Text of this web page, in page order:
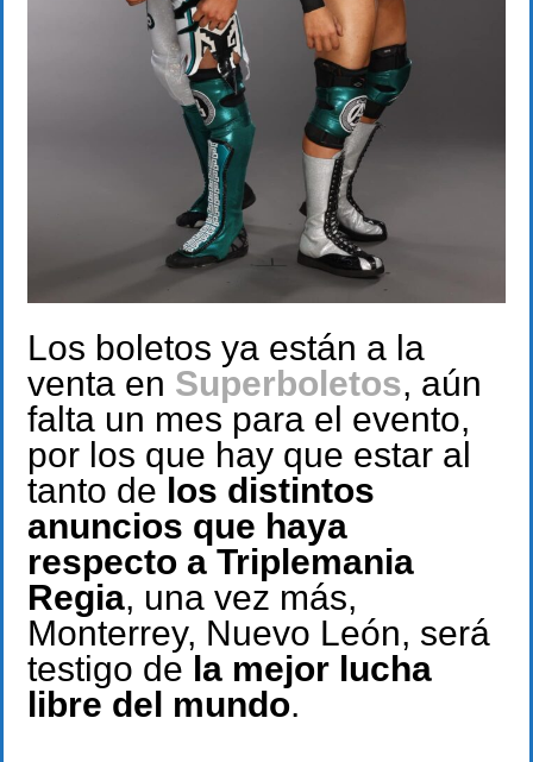
Los boletos ya están a la
venta en Superboletos, aún
falta un mes para el evento,
por los que hay que estar al
tanto de los distintos
anuncios que haya
respecto a Triplemania
Regia, una vez más,
Monterrey, Nuevo León, será
testigo de la mejor lucha
libre del mundo.